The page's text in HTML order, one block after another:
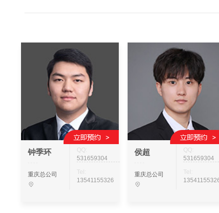
钟季环
重庆总公司
QQ:
531659304
Tel:
13541155326
侯超
重庆总公司
QQ:
531659304
Tel: